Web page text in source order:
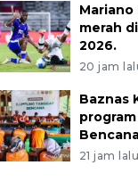
merah
2026.
20 jam
Baznas
21 jam lalu